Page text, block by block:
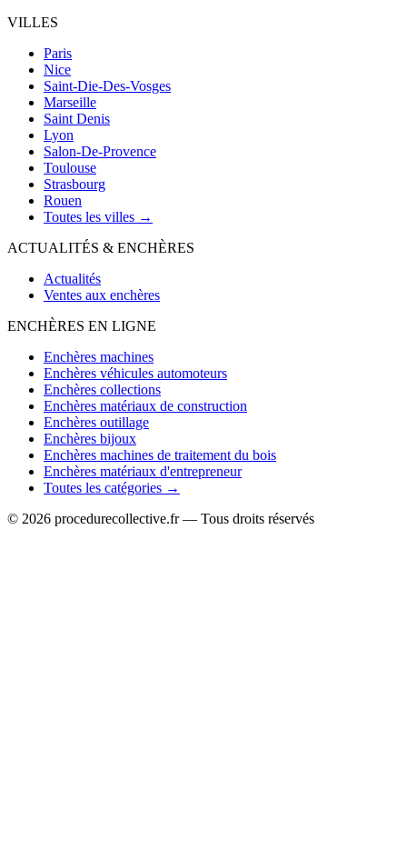
VILLES
Paris
Nice
Saint-Die-Des-Vosges
Marseille
Saint Denis
Lyon
Salon-De-Provence
Toulouse
Strasbourg
Rouen
Toutes les villes →
ACTUALITÉS & ENCHÈRES
Actualités
Ventes aux enchères
ENCHÈRES EN LIGNE
Enchères machines
Enchères véhicules automoteurs
Enchères collections
Enchères matériaux de construction
Enchères outillage
Enchères bijoux
Enchères machines de traitement du bois
Enchères matériaux d'entrepreneur
Toutes les catégories →
© 2026 procedurecollective.fr — Tous droits réservés